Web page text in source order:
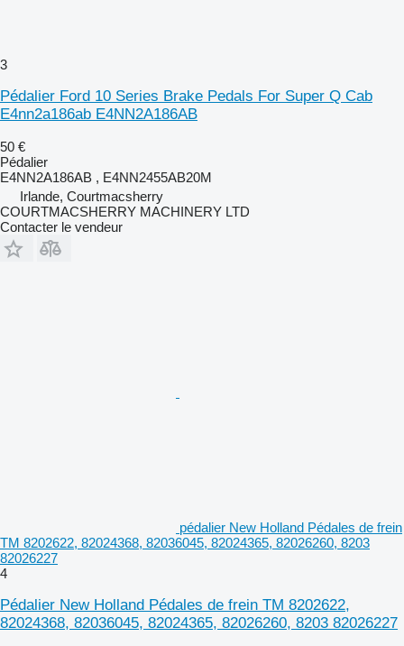
3
Pédalier Ford 10 Series Brake Pedals For Super Q Cab
E4nn2a186ab E4NN2A186AB
50 €
Pédalier
E4NN2A186AB , E4NN2455AB20M
Irlande, Courtmacsherry
COURTMACSHERRY MACHINERY LTD
Contacter le vendeur
pédalier New Holland Pédales de frein
TM 8202622, 82024368, 82036045, 82024365, 82026260, 8203
82026227
4
Pédalier New Holland Pédales de frein TM 8202622,
82024368, 82036045, 82024365, 82026260, 8203 82026227